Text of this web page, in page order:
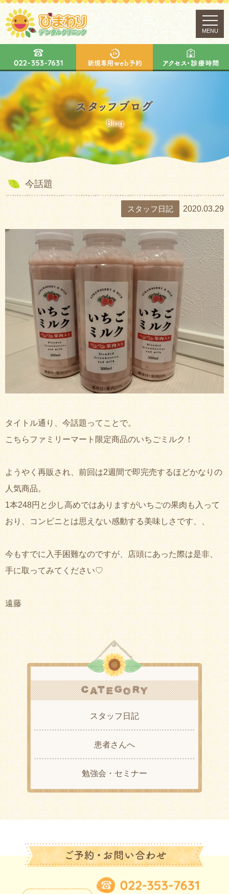
MENU
今話題
スタッフ日記 2020.03.29
タイトル通り、今話題ってことで。
こちらファミリーマート限定商品のいちごミルク！
ようやく再販され、前回は2週間で即完売するほどかなりの
人気商品。
1本248円と少し高めではありますがいちごの果肉も入って
おり、コンビニとは思えない感動する美味しさです、、
今もすでに入手困難なのですが、店頭にあった際は是非、
手に取ってみてください♡
遠藤
スタッフ日記
患者さんへ
勉強会・セミナー